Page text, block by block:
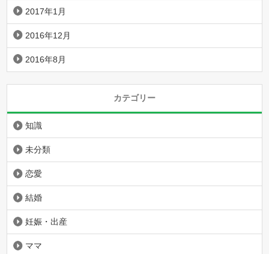
2017年1月
2016年12月
2016年8月
カテゴリー
知識
未分類
恋愛
結婚
妊娠・出産
ママ